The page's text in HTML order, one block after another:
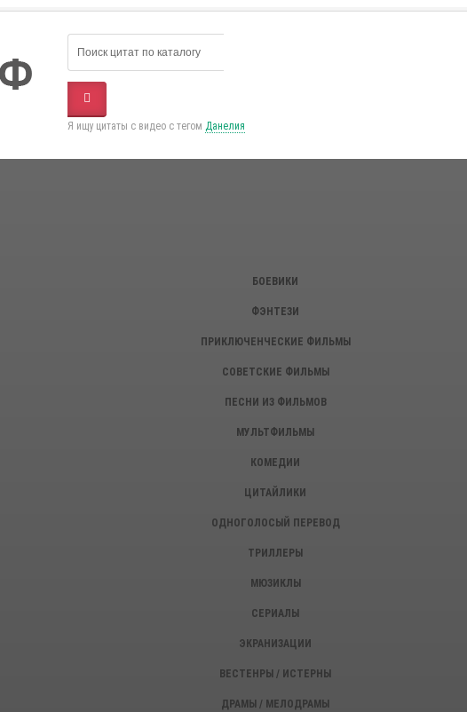
Я ищу цитаты с видео с тегом Данелия
БОЕВИКИ
ФЭНТЕЗИ
ПРИКЛЮЧЕНЧЕСКИЕ ФИЛЬМЫ
СОВЕТСКИЕ ФИЛЬМЫ
ПЕСНИ ИЗ ФИЛЬМОВ
МУЛЬТФИЛЬМЫ
КОМЕДИИ
ЦИТАЙЛИКИ
ОДНОГОЛОСЫЙ ПЕРЕВОД
ТРИЛЛЕРЫ
МЮЗИКЛЫ
СЕРИАЛЫ
ЭКРАНИЗАЦИИ
ВЕСТЕНРЫ / ИСТЕРНЫ
ДРАМЫ / МЕЛОДРАМЫ